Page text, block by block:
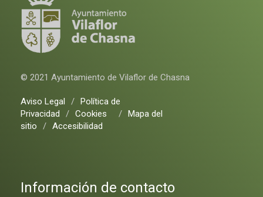
© 2021 Ayuntamiento de Vilaflor de Chasna
Aviso Legal / Política de
Privacidad
/ Cookies / Mapa del
sitio
/ Accesibilidad
Información de contacto